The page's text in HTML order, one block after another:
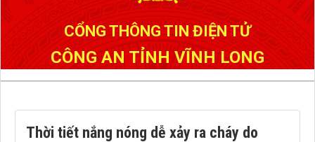
CỔNG THÔNG TIN ĐIỆN TỬ
CÔNG AN TỈNH VĨNH LONG
Thời tiết nắng nóng dễ xảy ra cháy do